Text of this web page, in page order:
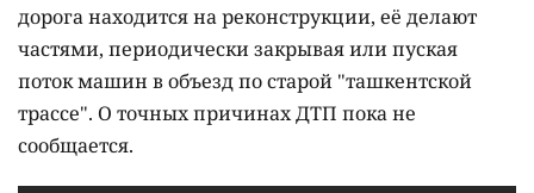
дорога находится на реконструкции, её делают
частями, периодически закрывая или пуская
поток машин в объезд по старой "ташкентской
трассе". О точных причинах ДТП пока не
сообщается.